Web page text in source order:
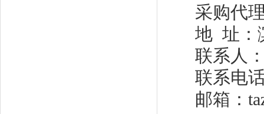
采购代
地 址：
联系人
联系电
邮箱：